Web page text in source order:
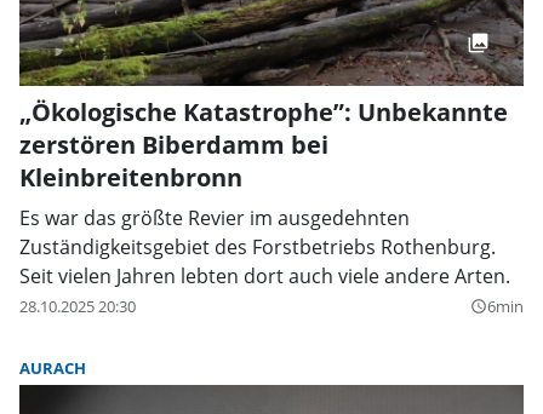
„Ökologische Katastrophe”: Unbekannte
zerstören Biberdamm bei
Kleinbreitenbronn
Es war das größte Revier im ausgedehnten
Zuständigkeitsgebiet des Forstbetriebs Rothenburg.
Seit vielen Jahren lebten dort auch viele andere Arten.
28.10.2025 20:30 query_builder6min
AURACH